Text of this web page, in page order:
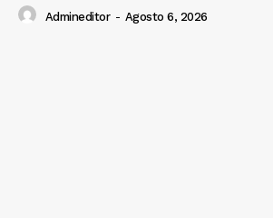
Admineditor - Agosto 6, 2026